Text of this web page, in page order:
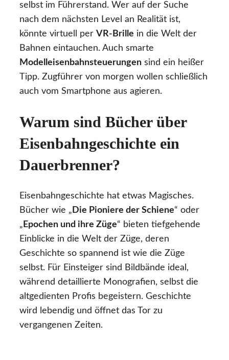
selbst im Führerstand. Wer auf der Suche
nach dem nächsten Level an Realität ist,
könnte virtuell per VR-Brille in die Welt der
Bahnen eintauchen. Auch smarte
Modelleisenbahnsteuerungen sind ein heißer
Tipp. Zugführer von morgen wollen schließlich
auch vom Smartphone aus agieren.
Warum sind Bücher über
Eisenbahngeschichte ein
Dauerbrenner?
Eisenbahngeschichte hat etwas Magisches.
Bücher wie „ Die Pioniere der Schiene“ oder
„ Epochen und ihre Züge“ bieten tiefgehende
Einblicke in die Welt der Züge, deren
Geschichte so spannend ist wie die Züge
selbst. Für Einsteiger sind Bildbände ideal,
während detaillierte Monografien, selbst die
altgedienten Profis begeistern. Geschichte
wird lebendig und öffnet das Tor zu
vergangenen Zeiten.